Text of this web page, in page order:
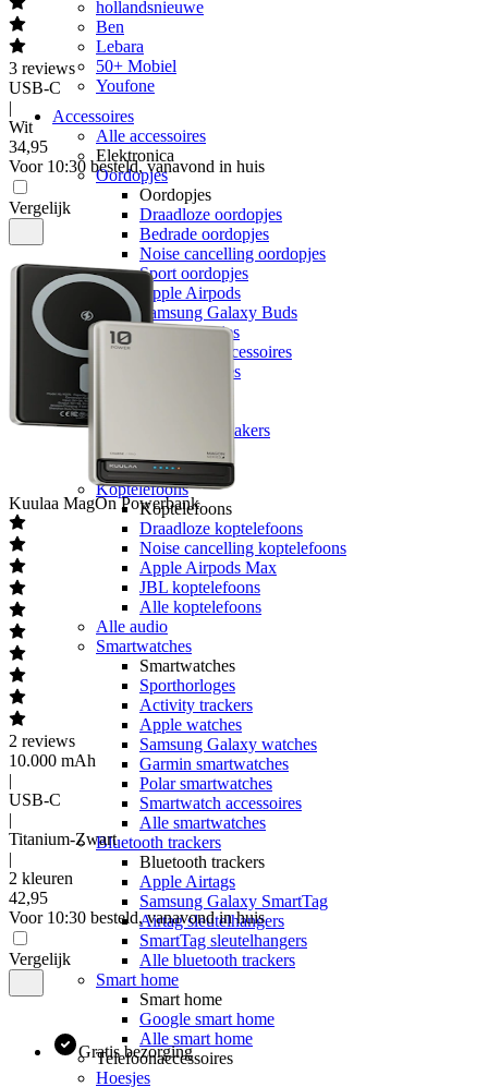
hollandsnieuwe
Ben
Lebara
50+ Mobiel
Youfone
Accessoires
Alle accessoires
Elektronica
Oordopjes
Oordopjes
Draadloze oordopjes
Bedrade oordopjes
Noise cancelling oordopjes
Sport oordopjes
Apple Airpods
Samsung Galaxy Buds
JBL oordopjes
Oordopjes accessoires
Alle oordopjes
Bluetooth speakers
JBL speakers
Alle speakers
Koptelefoons
Koptelefoons
Draadloze koptelefoons
Noise cancelling koptelefoons
Apple Airpods Max
JBL koptelefoons
Alle koptelefoons
Alle audio
Smartwatches
Smartwatches
Sporthorloges
Activity trackers
Apple watches
Samsung Galaxy watches
Garmin smartwatches
Polar smartwatches
Smartwatch accessoires
Alle smartwatches
Bluetooth trackers
Bluetooth trackers
Apple Airtags
Samsung Galaxy SmartTag
Airtag sleutelhangers
SmartTag sleutelhangers
Alle bluetooth trackers
Smart home
Smart home
Google smart home
Alle smart home
Telefoonaccessoires
Hoesjes
3 reviews
USB-C
|
Wit
34,95
Voor 10:30 besteld, vanavond in huis
Vergelijk
Kuulaa MagOn Powerbank
2 reviews
10.000 mAh
|
USB-C
|
Titanium-Zwart
|
2 kleuren
42,95
Voor 10:30 besteld, vanavond in huis
Vergelijk
Gratis bezorging